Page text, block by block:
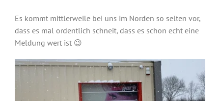
Es kommt mittlerweile bei uns im Norden so selten vor,
dass es mal ordentlich schneit, dass es schon echt eine
Meldung wert ist 😉